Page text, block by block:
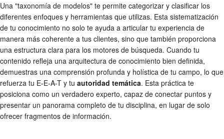
Una "taxonomía de modelos" te permite categorizar y clasificar los
diferentes enfoques y herramientas que utilizas. Esta sistematización
de tu conocimiento no solo te ayuda a articular tu experiencia de
manera más coherente a tus clientes, sino que también proporciona
una estructura clara para los motores de búsqueda. Cuando tu
contenido refleja una arquitectura de conocimiento bien definida,
demuestras una comprensión profunda y holística de tu campo, lo que
refuerza tu E-E-A-T y tu autoridad temática. Esta práctica te
posiciona como un verdadero experto, capaz de conectar puntos y
presentar un panorama completo de tu disciplina, en lugar de solo
ofrecer fragmentos de información.